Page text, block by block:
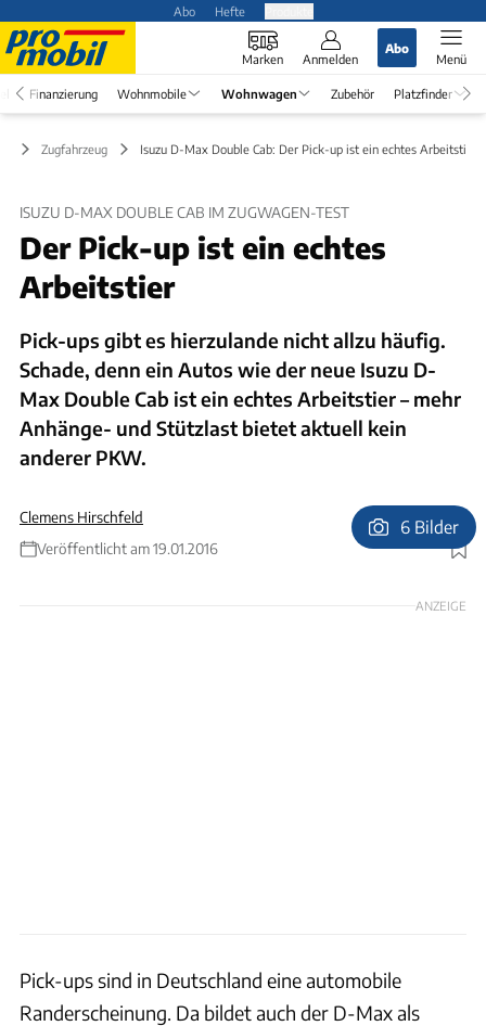
Abo Hefte
Marken Anmelden
Abo
Menü
Finanzierung Wohnmobile Wohnwagen Zubehör Platzfinder
Zugfahrzeug Isuzu D-Max Double Cab: Der Pick-up ist ein echtes Arbeitstier
ISUZU D-MAX DOUBLE CAB IM ZUGWAGEN-TEST
Der Pick-up ist ein echtes
Arbeitstier
Pick-ups gibt es hierzulande nicht allzu häufig.
Schade, denn ein Autos wie der neue Isuzu D-
Max Double Cab ist ein echtes Arbeitstier – mehr
Anhänge- und Stützlast bietet aktuell kein
anderer PKW.
Clemens Hirschfeld
Veröffentlicht am 19.01.2016
Foto: Arturo Rivas, Ingo Wagner
6 Bilder
ANZEIGE
Pick-ups sind in Deutschland eine automobile
Randerscheinung. Da bildet auch der D-Max als